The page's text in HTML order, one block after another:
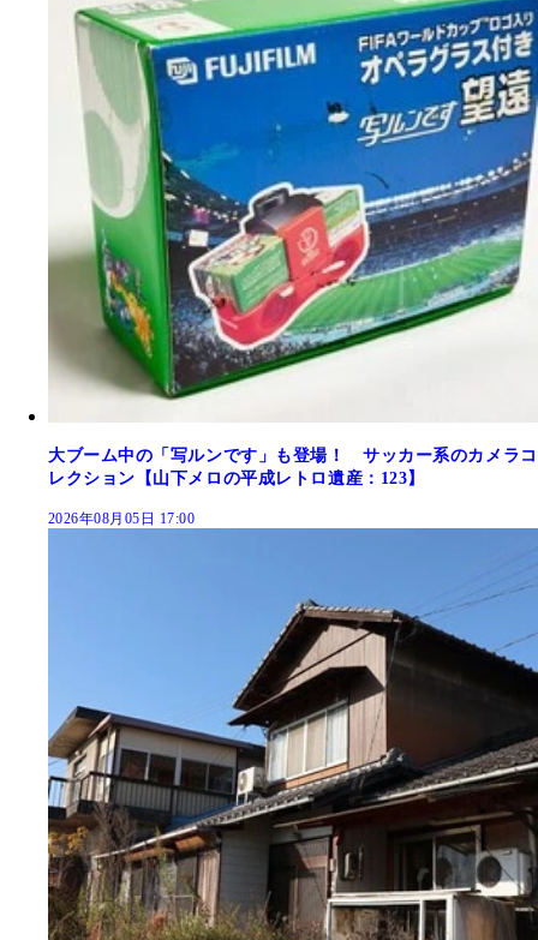
大ブーム中の「写ルンです」も登場！ サッカー系のカメラコ
レクション【山下メロの平成レトロ遺産：123】
2026年08月05日 17:00